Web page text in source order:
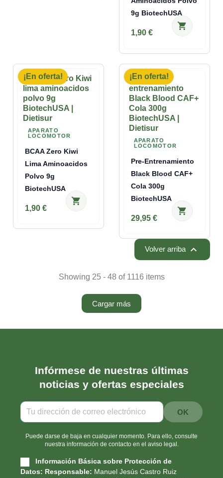
9g BiotechUSA
1,90 €
shopping_cart
APARATO
LOCOMOTOR
BCAA Zero Kiwi
Lima Aminoacidos
Polvo 9g
BiotechUSA
1,90 €
shopping_cart
¡En oferta!
APARATO
LOCOMOTOR
Pre-Entrenamiento
Black Blood CAF+
Cola 300g
BiotechUSA
29,95 €
shopping_cart
¡En oferta!
Volver arriba 
Showing 25 - 48 of 1116 items
Cargar más
Infórmese de nuestras últimas
noticias y ofertas especiales
Puede darse de baja en cualquier momento. Para ello, consulte
nuestra información de contacto en el aviso legal.
Información Básica sobre Protección de
Datos: Responsable: Manuel Jesús Castro Ruiz